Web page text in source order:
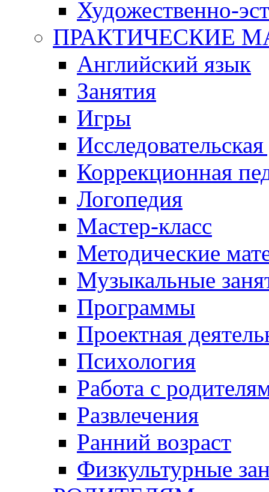
Художественно-
ПРАКТИЧЕСКИЕ
Английский язык
Занятия
Игры
Коррекционная
Логопедия
Мастер-класс
Методические
Музыкальные
Программы
Проектная
Психология
Работа с
Развлечения
Ранний возраст
Физкультурные